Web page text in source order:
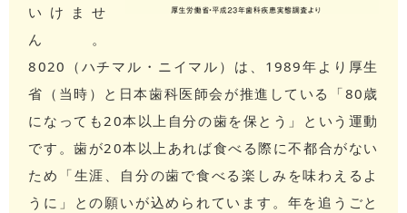
いけませ
ん。
8020（ハチマル・ニイマル）は、1989年より厚生
省（当時）と日本歯科医師会が推進している「80歳
になっても20本以上自分の歯を保とう」という運動
です。歯が20本以上あれば食べる際に不都合がない
ため「生涯、自分の歯で食べる楽しみを味わえるよ
うに」との願いが込められています。年を追うごと